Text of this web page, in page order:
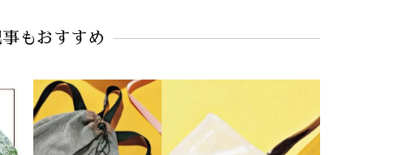
もおすすめ